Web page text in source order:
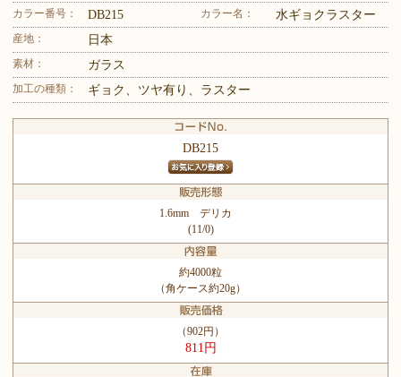
カラー番号： DB215 カラー名： 水ギョクラスター
産地： 日本
素材： ガラス
加工の種類： ギョク、ツヤ有り、ラスター
DB215
1.6mm デリカ
(11/0)
約4000粒
（角ケース約20g）
（902円）
811円